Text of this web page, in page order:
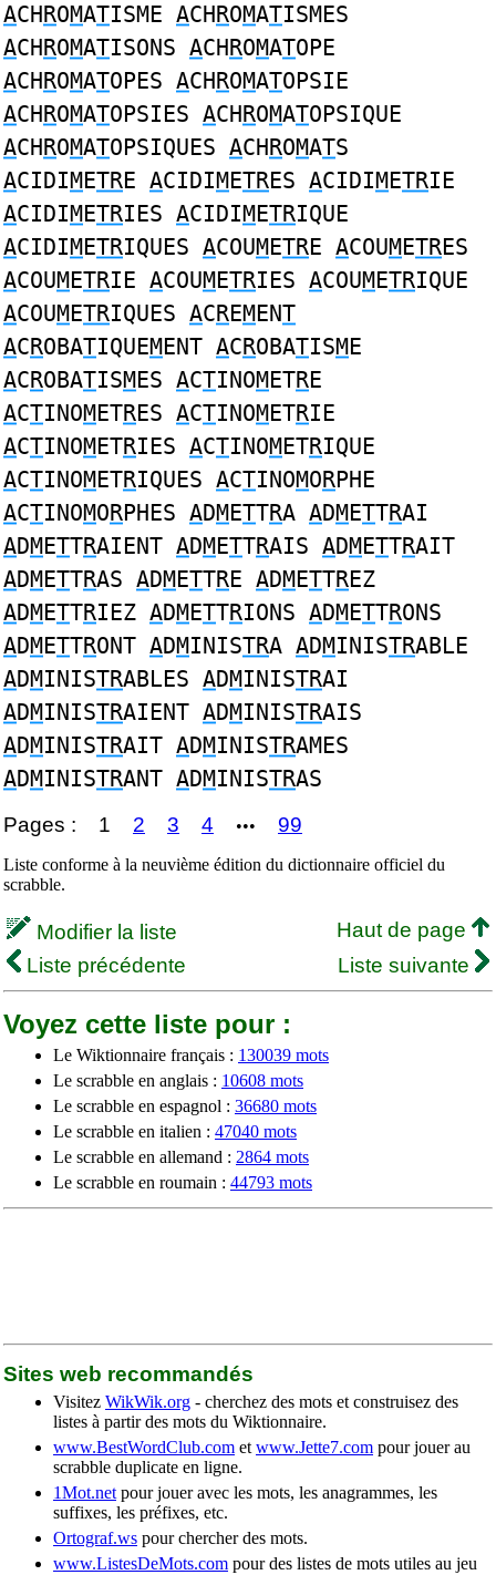
ACHROMATISME ACHROMATISMES
ACHROMATISONS ACHROMATOPE
ACHROMATOPES ACHROMATOPSIE
ACHROMATOPSIES ACHROMATOPSIQUE
ACHROMATOPSIQUES ACHROMATS
ACIDIMETRE ACIDIMETRES ACIDIMETRIE
ACIDIMETRIES ACIDIMETRIQUE
ACIDIMETRIQUES ACOUMETRE ACOUMETRES
ACOUMETRIE ACOUMETRIES ACOUMETRIQUE
ACOUMETRIQUES ACREMENT
ACROBATIQUEMENT ACROBATISME
ACROBATISMES ACTINOMETRE
ACTINOMETRES ACTINOMETRIE
ACTINOMETRIES ACTINOMETRIQUE
ACTINOMETRIQUES ACTINOMORPHE
ACTINOMORPHES ADMETTRA ADMETTRAI
ADMETTRAIENT ADMETTRAIS ADMETTRAIT
ADMETTRAS ADMETTRE ADMETTREZ
ADMETTRIEZ ADMETTRIONS ADMETTRONS
ADMETTRONT ADMINISTRA ADMINISTRABLE
ADMINISTRABLES ADMINISTRAI
ADMINISTRAIENT ADMINISTRAIS
ADMINISTRAIT ADMINISTRAMES
ADMINISTRANT ADMINISTRAS
Pages : 1 2 3 4 ••• 99
Liste conforme à la neuvième édition du dictionnaire officiel du
scrabble.
Modifier la liste
Haut de page
Liste précédente
Liste suivante
Voyez cette liste pour :
Le Wiktionnaire français : 130039 mots
Le scrabble en anglais : 10608 mots
Le scrabble en espagnol : 36680 mots
Le scrabble en italien : 47040 mots
Le scrabble en allemand : 2864 mots
Le scrabble en roumain : 44793 mots
Sites web recommandés
Visitez WikWik.org - cherchez des mots et construisez des
listes à partir des mots du Wiktionnaire.
www.BestWordClub.com et www.Jette7.com pour jouer au
scrabble duplicate en ligne.
1Mot.net pour jouer avec les mots, les anagrammes, les
suffixes, les préfixes, etc.
Ortograf.ws pour chercher des mots.
www.ListesDeMots.com pour des listes de mots utiles au jeu